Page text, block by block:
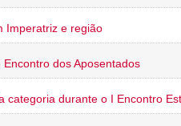
Imperatriz e região
dos Aposentados
categoria durante o I Encontro